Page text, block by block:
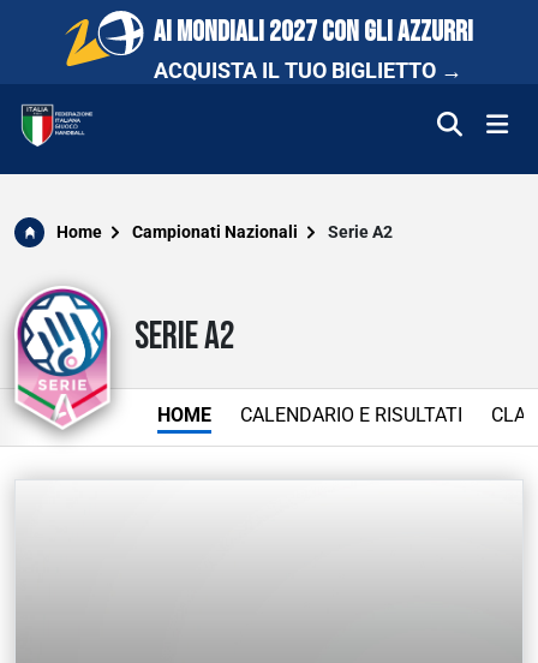
AI MONDIALI 2027 CON GLI AZZURRI
ACQUISTA IL TUO BIGLIETTO →
COMPETIZIONI
SCUOLA E PROMOZIONE
Home Campionati Nazionali Serie A2
SERIE A2
HOME CALENDARIO E RISULTATI